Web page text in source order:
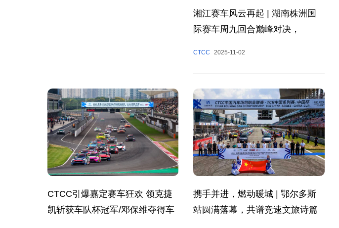
湘江赛车风云再起 | 湖南株洲国
际赛车周九回合巅峰对决，
CTCC 2025-11-02
CTCC引爆嘉定赛车狂欢 领克捷
凯斩获车队杯冠军/邓保维夺得车
携手并进，燃动暖城 | 鄂尔多斯
站圆满落幕，共谱竞速文旅诗篇